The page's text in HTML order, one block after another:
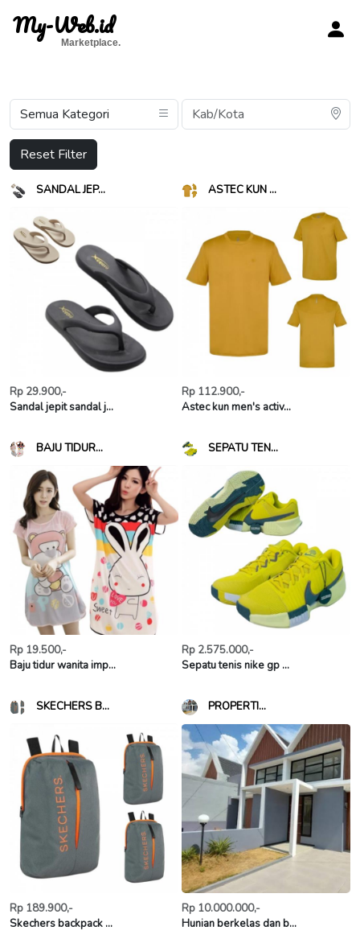
My-Web.id
Marketplace.
Reset Filter
SANDAL JEP...
Rp 29.900,-
Sandal jepit sandal j...
ASTEC KUN ...
Rp 112.900,-
Astec kun men's activ...
BAJU TIDUR...
Rp 19.500,-
Baju tidur wanita imp...
SEPATU TEN...
Rp 2.575.000,-
Sepatu tenis nike gp ...
SKECHERS B...
Rp 189.900,-
Skechers backpack ...
PROPERTI...
Rp 10.000.000,-
Hunian berkelas dan b...